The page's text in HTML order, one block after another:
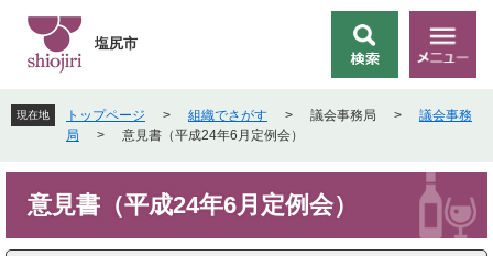
先
頭
す
を
飛
し
文
索
メ
ニ
ー
塩尻市
現在地 トップページ > 組織でさがす > 議会事務局 >
議会事務
局
> 意見書（平成24年6月定例会）
意見書（平成24年6月定例会）